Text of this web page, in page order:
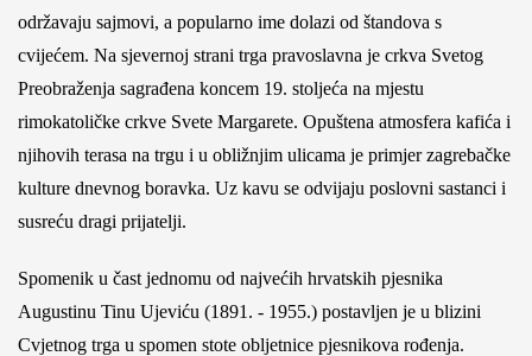
održavaju sajmovi, a popularno ime dolazi od štandova s
cvijećem. Na sjevernoj strani trga pravoslavna je crkva Svetog
Preobraženja sagrađena koncem 19. stoljeća na mjestu
rimokatoličke crkve Svete Margarete. Opuštena atmosfera kafića i
njihovih terasa na trgu i u obližnjim ulicama je primjer zagrebačke
kulture dnevnog boravka. Uz kavu se odvijaju poslovni sastanci i
susreću dragi prijatelji.
Spomenik u čast jednomu od najvećih hrvatskih pjesnika
Augustinu Tinu Ujeviću (1891. - 1955.) postavljen je u blizini
Cvjetnog trga u spomen stote obljetnice pjesnikova rođenja.